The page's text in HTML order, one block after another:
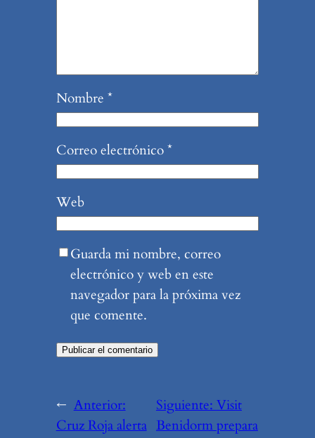
Nombre *
Correo electrónico*
Web
Guarda mi nombre, correo
electrónico y web en este
navegador para la próxima vez
que comente.
← Anterior:
Cruz Roja alerta
Siguiente: Visit
Benidorm prepara